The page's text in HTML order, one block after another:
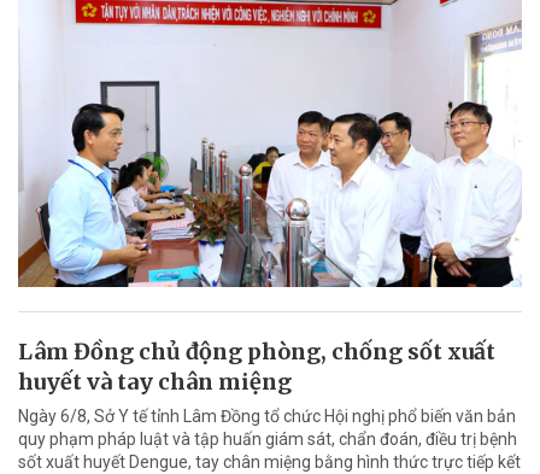
Lâm Đồng chủ động phòng, chống sốt xuất
huyết và tay chân miệng
Ngày 6/8, Sở Y tế tỉnh Lâm Đồng tổ chức Hội nghị phổ biến văn bản
quy phạm pháp luật và tập huấn giám sát, chẩn đoán, điều trị bệnh
sốt xuất huyết Dengue, tay chân miệng bằng hình thức trực tiếp kết